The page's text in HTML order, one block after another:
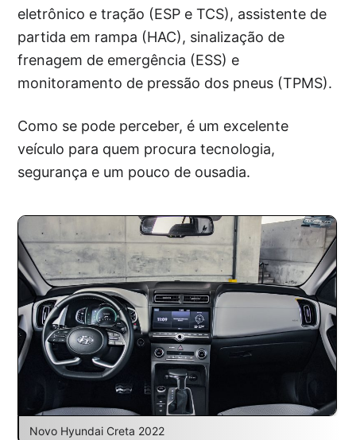
eletrônico e tração (ESP e TCS), assistente de
partida em rampa (HAC), sinalização de
frenagem de emergência (ESS) e
monitoramento de pressão dos pneus (TPMS).
Como se pode perceber, é um excelente
veículo para quem procura tecnologia,
segurança e um pouco de ousadia.
Novo Hyundai Creta 2022